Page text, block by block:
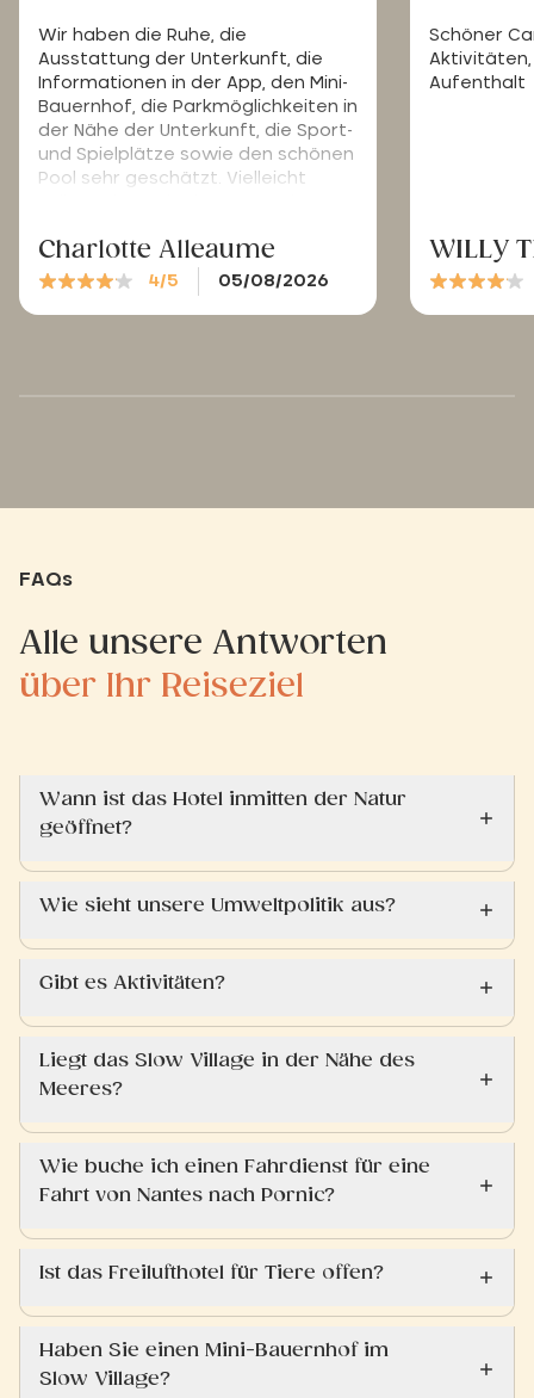
Wir haben die Ruhe, die
Ausstattung der Unterkunft, die
Informationen in der App, den Mini-
Bauernhof, die Parkmöglichkeiten in
der Nähe der Unterkunft, die Sport-
und Spielplätze sowie den schönen
Pool sehr geschätzt. Vielleicht
die, die Sie bereits haben,
aufstellen, da diese besonders bei
starker Sonneneinstrahlung sehr
Charlotte Alleaume
4/5 05/08/2026
Schöner
Aufenthalt
WILLY
FAQs
Alle unsere Antworten
über Ihr Reiseziel
Wann ist das Hotel inmitten der Natur
geöffnet?
Wie sieht unsere Umweltpolitik aus?
Gibt es Aktivitäten?
Liegt das Slow Village in der Nähe des
Meeres?
Wie buche ich einen Fahrdienst für eine
Fahrt von Nantes nach Pornic?
Ist das Freilufthotel für Tiere offen?
Haben Sie einen Mini-Bauernhof im
Slow Village?